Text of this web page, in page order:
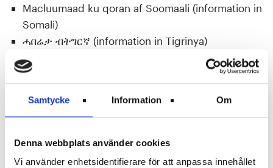
Samtycke Information Om
Denna webbplats använder cookies
Vi använder enhetsidentifierare för att anpassa innehållet
Macluumaad ku qoran af Soomaali (information in
Somali)
ሓበሬታ ብትግርኛ (information in Tigrinya)
How to contact us
كيفية الاتصال بـ Mimer (Arabic)
How to contact Mimer (English)
ከምዚ ጌይረ ምስ Mimer ርክብ ይገብር (Tigrinya)